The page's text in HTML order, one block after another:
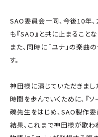
SAO委員会一同、今後10年、
も『SAO』と共に止まること
また、同時に「ユナ」の楽曲
す。
神田様に演じていただきまし
時間を歩んでいくために、『
礫先生をはじめ、SAO製作
結果、これまで神田様が歌